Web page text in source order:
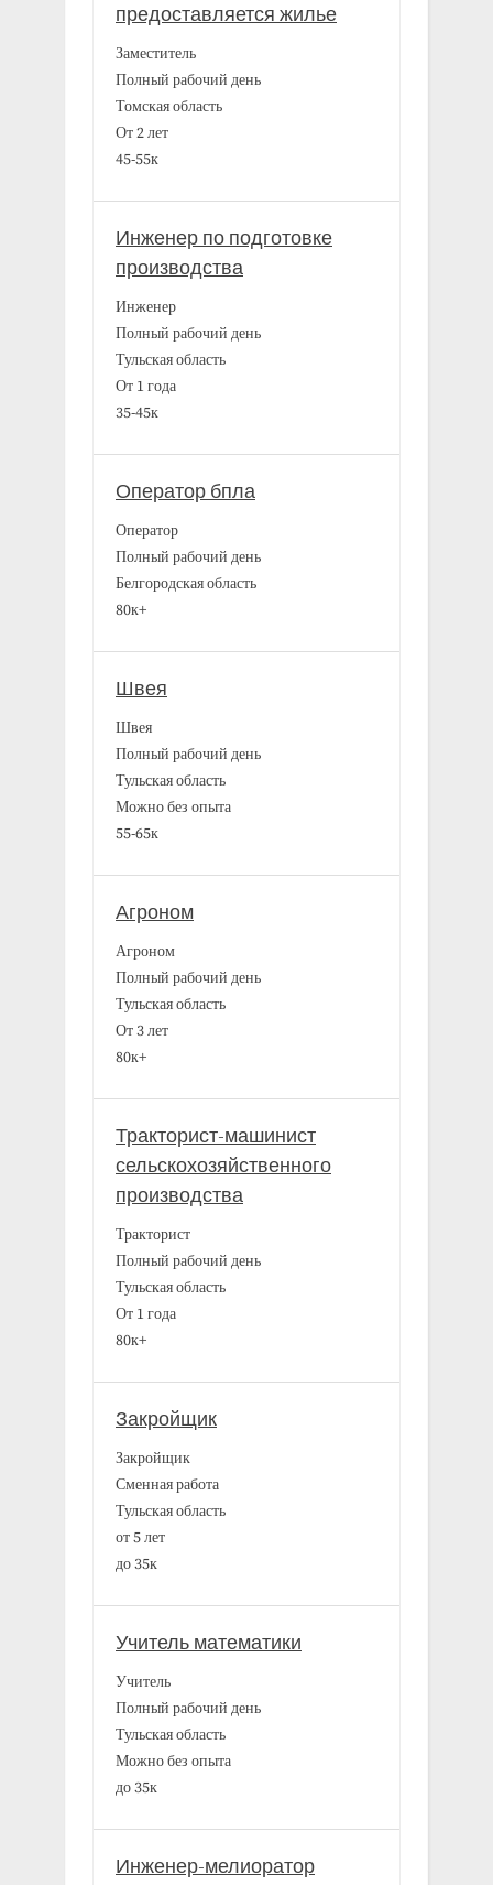
предоставляется жилье
Заместитель
Полный рабочий день
Томская область
От 2 лет
45-55к
Инженер по подготовке
производства
Инженер
Полный рабочий день
Тульская область
От 1 года
35-45к
Оператор бпла
Оператор
Полный рабочий день
Белгородская область
80к+
Швея
Швея
Полный рабочий день
Тульская область
Можно без опыта
55-65к
Агроном
Агроном
Полный рабочий день
Тульская область
От 3 лет
80к+
Тракторист-машинист
сельскохозяйственного
производства
Тракторист
Полный рабочий день
Тульская область
От 1 года
80к+
Закройщик
Закройщик
Сменная работа
Тульская область
от 5 лет
до 35к
Учитель математики
Учитель
Полный рабочий день
Тульская область
Можно без опыта
до 35к
Инженер-мелиоратор